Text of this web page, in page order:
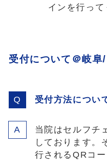
インを行って
受付について ＠岐阜
受付方法につい
当院はセルフチ
しております。
行されるQRコ